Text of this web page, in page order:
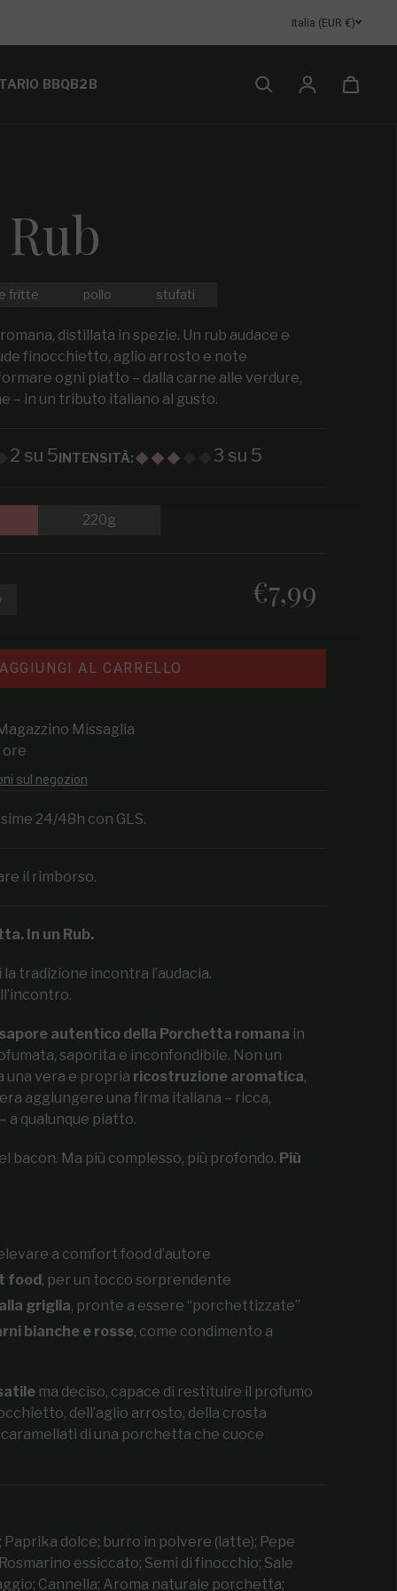
Italia (EUR €)
BBQB2B
Accesso
fritte pollo stufati
distillata in spezie. Un rub audace e
finocchietto, aglio arrosto e note
ogni piatto – dalla carne alle verdure,
– in un tributo italiano al gusto.
2 su 5INTENSITÀ: 3 su 5
220g
Prezzo regolare
€7,99
AL CARRELLO
Missaglia
ore
sul negozion
24/48h con GLS.
il rimborso.
In un Rub.
la tradizione incontra l’audacia.
autentico della Porchetta romana in
saporita e inconfondibile. Non un
una vera e propria ricostruzione aromatica,
aggiungere una firma italiana – ricca,
a qualunque piatto.
bacon. Ma più complesso, più profondo. Più
a comfort food d’autore
food , per un tocco sorprendente
griglia, pronte a essere “porchettizzate”
bianche e rosse, come condimento a
ma deciso, capace di restituire il profumo
dell’aglio arrosto, della crosta
di una porchetta che cuoce
dolce; burro in polvere (latte); Pepe
essiccato; Semi di finocchio; Sale
Cannella; Aroma naturale porchetta;